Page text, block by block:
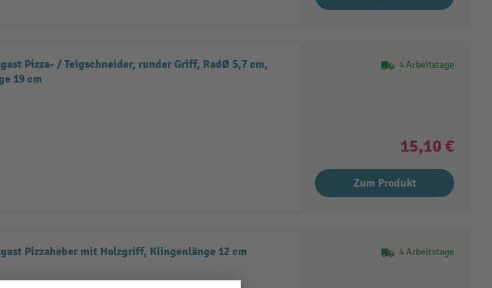
Pizza- / Teigschneider, runder Griff, RadØ 5,7 cm,
19 cm
4 Arbeitstage
15,10 €
Zum Produkt
Pizzaheber mit Holzgriff, Klingenlänge 12 cm 4 Arbeitstage